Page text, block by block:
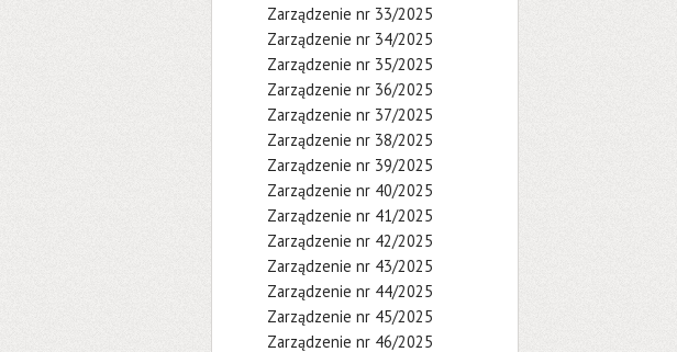
Zarządzenie nr 33/2025
Zarządzenie nr 34/2025
Zarządzenie nr 35/2025
Zarządzenie nr 36/2025
Zarządzenie nr 37/2025
Zarządzenie nr 38/2025
Zarządzenie nr 39/2025
Zarządzenie nr 40/2025
Zarządzenie nr 41/2025
Zarządzenie nr 42/2025
Zarządzenie nr 43/2025
Zarządzenie nr 44/2025
Zarządzenie nr 45/2025
Zarządzenie nr 46/2025